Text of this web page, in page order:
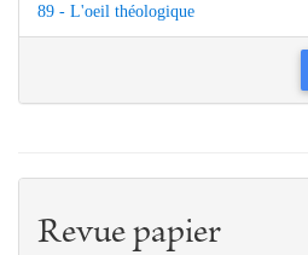
89 - L'oeil théologique
Revue papier